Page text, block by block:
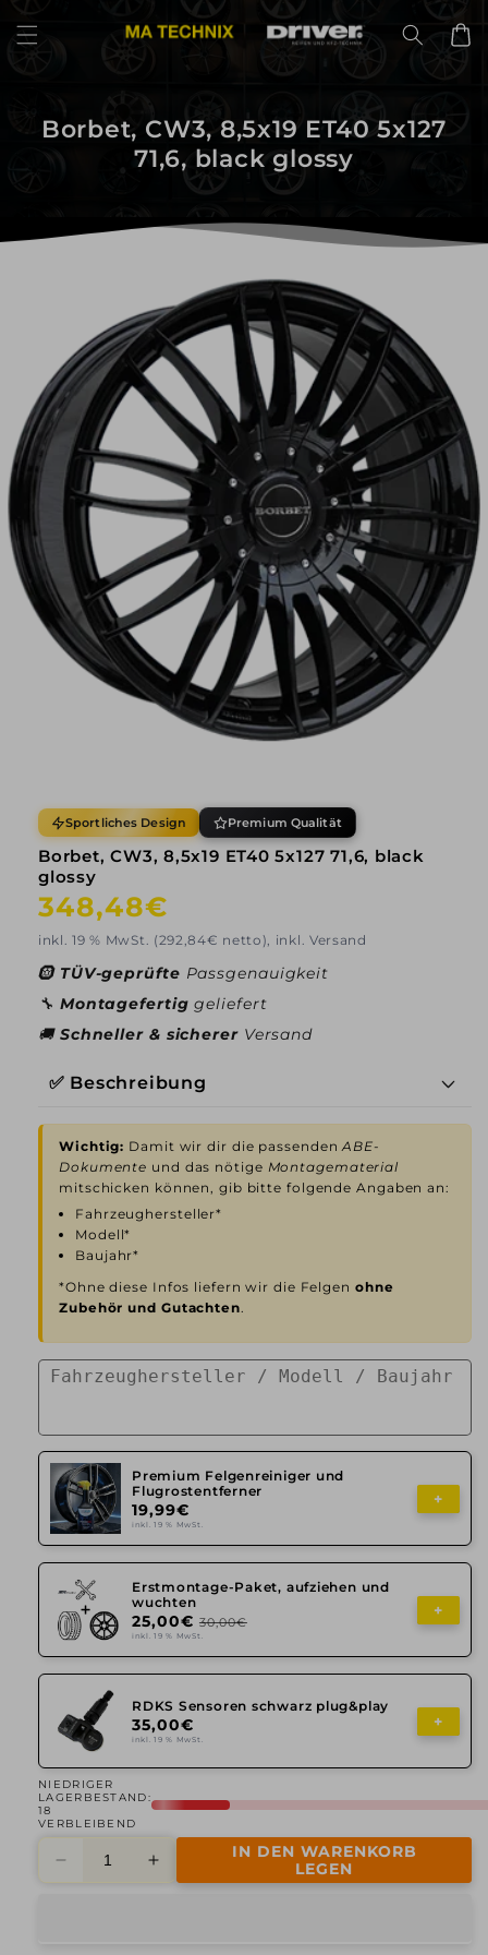
zum
Inhalt
Borbet, CW3, 8,5x19 ET40 5x127
71,6, black glossy
Sportliches Design Premium Qualität
Borbet, CW3, 8,5x19 ET40 5x127 71,6, black
glossy
Normaler
Preis
348,48€
inkl. 19 % MwSt. (292,84€ netto), inkl. Versand
🛞 TÜV-geprüfte Passgenauigkeit
🔧 Montagefertiggeliefert
🚚 Schneller & sicherer Versand
✅ Beschreibung
Wichtig: Damit wir dir die passendenABE-
Dokumente und das nötige Montagematerial
mitschicken können, gib bitte folgende Angaben an:
Fahrzeughersteller*
Modell*
Baujahr*
*Ohne diese Infos liefern wir die Felgen ohne
Zubehör und Gutachten.
Premium Felgenreiniger und
Flugrostentferner
19,99€
inkl. 19 % MwSt.
+
Erstmontage-Paket, aufziehen und
wuchten
25,00€ 30,00€
inkl. 19 % MwSt.
+
RDKS Sensoren schwarz plug&play
35,00€
inkl. 19 % MwSt.
+
NIEDRIGER
LAGERBESTAND:
18
VERBLEIBEND
Verringere
Erhöhe
IN DEN WARENKORB
LEGEN